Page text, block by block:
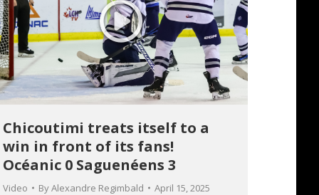
Chicoutimi treats itself to a
win in front of its fans!
Océanic 0 Saguenéens 3
Video ByAlexandre Regimbald April 15, 2025